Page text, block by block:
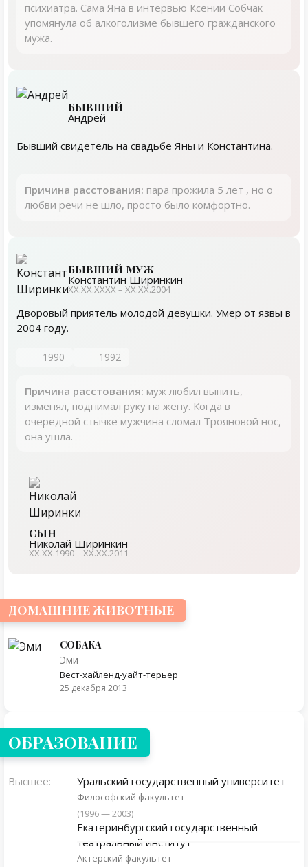
психиатра. Сама Яна в интервью Ксении Собчак
упомянула об алкоголизме бывшего гражданского
мужа.
БЫВШИЙ
Андрей
Бывший свидетель на свадьбе Яны и Константина.
Причина расстования: пара прожила 5 лет , но о
любви речи не шло, просто было комфортно.
БЫВШИЙ МУЖ
Константин Ширинкин
ХХ.ХХ.ХХХХ – ХХ.ХХ.2004
Дворовый приятель молодой девушки. Умер от язвы в
2004 году.
1990 1992
Причина расстования: муж любил выпить,
изменял, поднимал руку на жену. Когда в
очередной стычке мужчина сломал Трояновой нос,
она ушла.
СЫН
Николай Ширинкин
ХХ.ХХ.1990 – ХХ.ХХ.2011
ДОМАШНИЕ ЖИВОТНЫЕ
СОБАКА
Эми
Вест-хайленд-уайт-терьер
25 декабря 2013
ОБРАЗОВАНИЕ
Высшее: Уральский государственный университет
Философский факультет
(1996 — 2003)
Екатеринбургский государственный
театральный институт
Актерский факультет